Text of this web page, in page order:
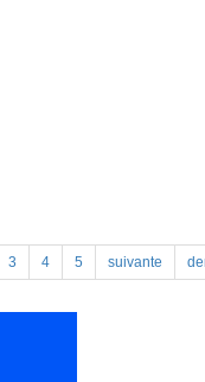
3 4 5 suivante